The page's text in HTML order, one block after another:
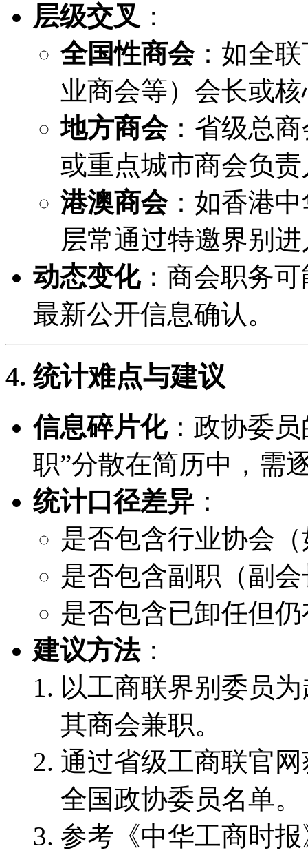
层级交叉 ：
全国性商会：如全
业商会等）会长或
地方商会：省级总
或重点城市商会负
港澳商会：如香港
层常通过特邀界别
动态变化：商会职务
最新公开信息确认。
4. 统计难点与建议
信息碎片化：政协委
职”分散在简历中，需
统计口径差异：
是否包含行业协会
是否包含副职（副
是否包含已卸任但
建议方法：
以工商联界别委员
其商会兼职。
通过省级工商联官
全国政协委员名单。
参考《中华工商时